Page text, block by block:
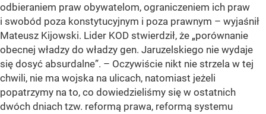
odbieraniem praw obywatelom, ograniczeniem ich praw
i swobód poza konstytucyjnym i poza prawnym – wyjaśnił
Mateusz Kijowski. Lider KOD stwierdził, że „porównanie
obecnej władzy do władzy gen. Jaruzelskiego nie wydaje
się dosyć absurdalne”. – Oczywiście nikt nie strzela w tej
chwili, nie ma wojska na ulicach, natomiast jeżeli
popatrzymy na to, co dowiedzieliśmy się w ostatnich
dwóch dniach tzw. reformą prawa, reformą systemu